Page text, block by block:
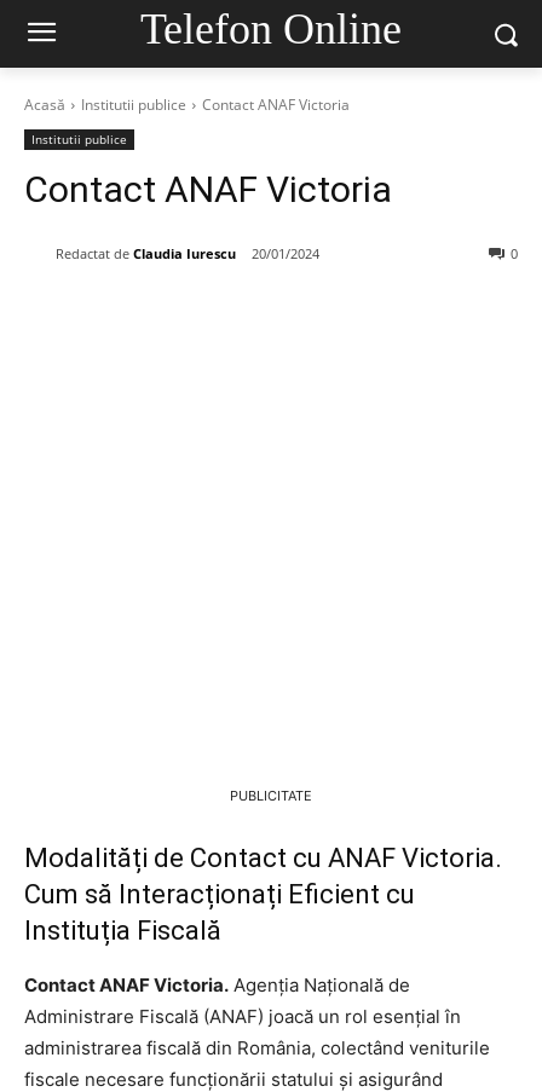
Telefon Online
Acasă Institutii publice Contact ANAF Victoria
Institutii publice
Contact ANAF Victoria
Redactat de Claudia Iurescu 20/01/2024 0
PUBLICITATE
Modalități de Contact cu ANAF Victoria.
Cum să Interacționați Eficient cu
Instituția Fiscală
Contact ANAF Victoria. Agenția Națională de
Administrare Fiscală (ANAF) joacă un rol esențial în
administrarea fiscală din România, colectând veniturile
fiscale necesare funcționării statului și asigurând